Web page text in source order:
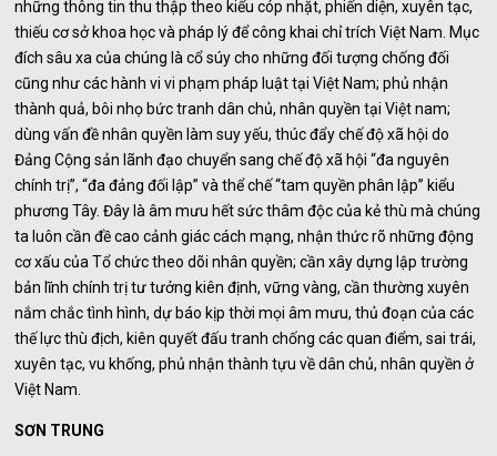
những thông tin thu thập theo kiểu cóp nhặt, phiến diện, xuyên tạc,
thiếu cơ sở khoa học và pháp lý để công khai chỉ trích Việt Nam. Mục
đích sâu xa của chúng là cổ súy cho những đối tượng chống đối
cũng như các hành vi vi phạm pháp luật tại Việt Nam; phủ nhận
thành quả, bôi nhọ bức tranh dân chủ, nhân quyền tại Việt nam;
dùng vấn đề nhân quyền làm suy yếu, thúc đẩy chế độ xã hội do
Đảng Cộng sản lãnh đạo chuyển sang chế độ xã hội “đa nguyên
chính trị”, “đa đảng đối lập” và thể chế “tam quyền phân lập” kiểu
phương Tây. Đây là âm mưu hết sức thâm độc của kẻ thù mà chúng
ta luôn cần đề cao cảnh giác cách mạng, nhận thức rõ những động
cơ xấu của Tổ chức theo dõi nhân quyền; cần xây dựng lập trường
bản lĩnh chính trị tư tưởng kiên định, vững vàng, cần thường xuyên
nắm chắc tình hình, dự báo kịp thời mọi âm mưu, thủ đoạn của các
thế lực thù địch, kiên quyết đấu tranh chống các quan điểm, sai trái,
xuyên tạc, vu khống, phủ nhận thành tựu về dân chủ, nhân quyền ở
Việt Nam.
SƠN TRUNG